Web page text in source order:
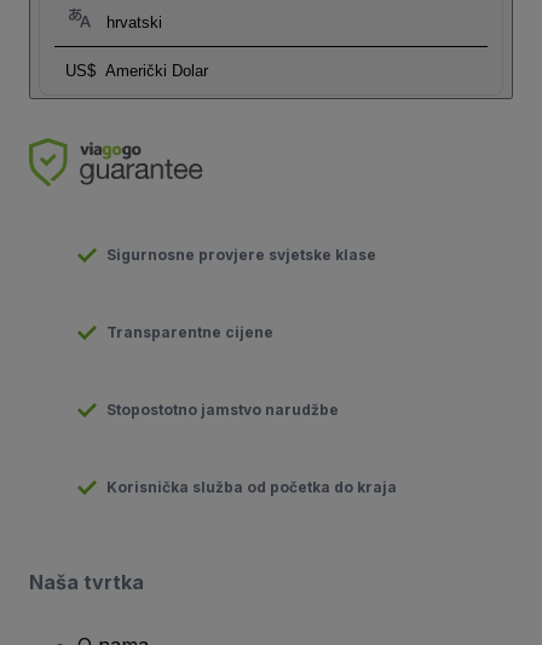
hrvatski
US$ Američki Dolar
Sigurnosne provjere svjetske klase
Transparentne cijene
Stopostotno jamstvo narudžbe
Korisnička služba od početka do kraja
Naša tvrtka